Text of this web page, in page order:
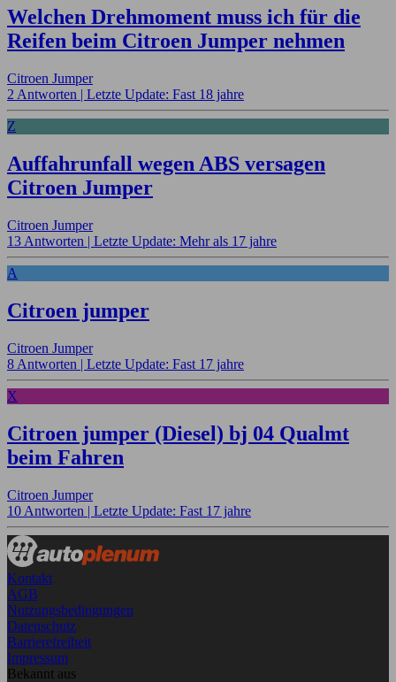
Welchen Drehmoment muss ich für die
Reifen beim Citroen Jumper nehmen
Citroen Jumper
2 Antworten | Letzte Update: Fast 18 jahre
Z
Auffahrunfall wegen ABS versagen
Citroen Jumper
Citroen Jumper
13 Antworten | Letzte Update: Mehr als 17 jahre
A
Citroen jumper
Citroen Jumper
8 Antworten | Letzte Update: Fast 17 jahre
X
Citroen jumper (Diesel) bj 04 Qualmt
beim Fahren
Citroen Jumper
10 Antworten | Letzte Update: Fast 17 jahre
Kontakt
AGB
Nutzungsbedingungen
Datenschutz
Barrierefreiheit
Impressum
Bekannt aus